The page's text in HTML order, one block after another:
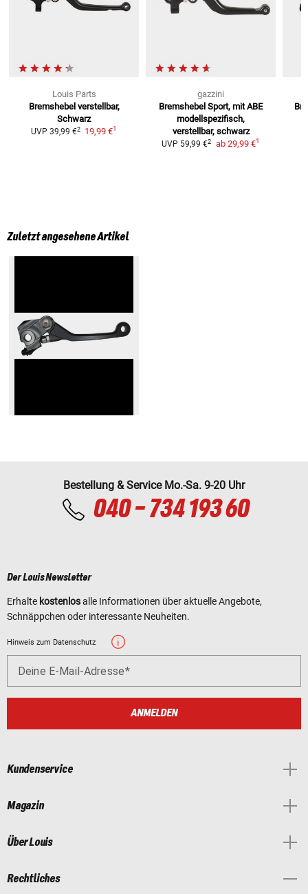
Louis Parts
Bremshebel verstellbar,
Schwarz
UVP 39,99 €2 19,99 €1
gazzini
Bremshebel Sport, mit ABE
modellspezifisch,
verstellbar, schwarz
UVP 59,99 €2 ab 29,99 €1
Zuletzt angesehene Artikel
Bestellung & Service Mo.-Sa. 9-20 Uhr
040 - 734 193 60
Der Louis Newsletter
Erhalte kostenlosalle Informationen über aktuelle Angebote,
Schnäppchen oder interessante Neuheiten.
Hinweis zum Datenschutz
Deine E-Mail-Adresse
ANMELDEN
Kundenservice
Magazin
Über Louis
Rechtliches